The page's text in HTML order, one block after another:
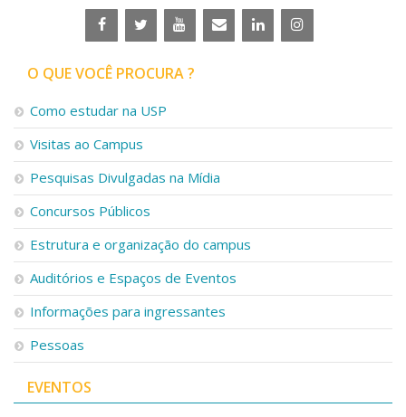
O QUE VOCÊ PROCURA ?
Como estudar na USP
Visitas ao Campus
Pesquisas Divulgadas na Mídia
Concursos Públicos
Estrutura e organização do campus
Auditórios e Espaços de Eventos
Informações para ingressantes
Pessoas
EVENTOS